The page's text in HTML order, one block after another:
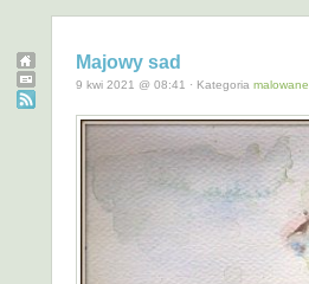
Majowy sad
9 kwi 2021 @ 08:41 · Kategoria malowane